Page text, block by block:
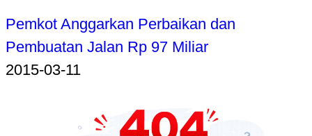
Pemkot Anggarkan Perbaikan dan
Pembuatan Jalan Rp 97 Miliar
2015-03-11